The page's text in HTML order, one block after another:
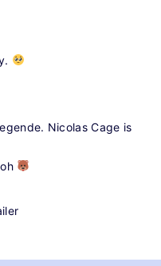
Nicolas Cage is